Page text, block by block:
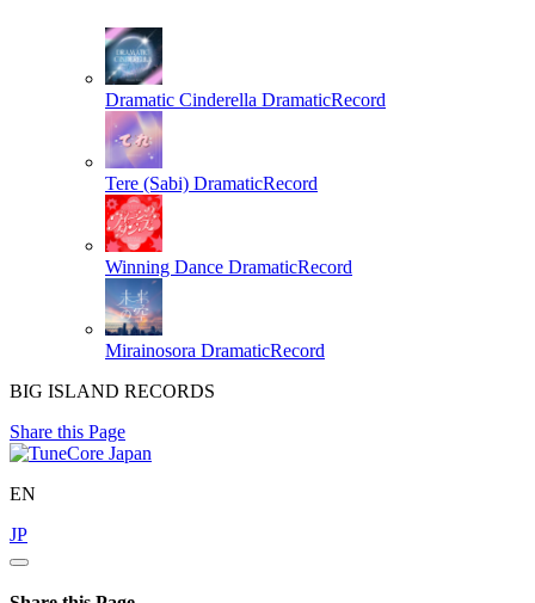
Dramatic Cinderella DramaticRecord
Tere (Sabi) DramaticRecord
Winning Dance DramaticRecord
Mirainosora DramaticRecord
BIG ISLAND RECORDS
Share this Page
EN
JP